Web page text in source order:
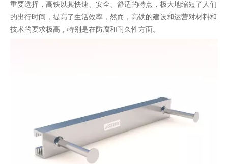
重要选择，高铁以其快速、安全、舒适的特点，极大地缩短了人们
的出行时间，提高了生活效率，然而，高铁的建设和运营对材料和
技术的要求极高，特别是在防腐和耐久性方面。